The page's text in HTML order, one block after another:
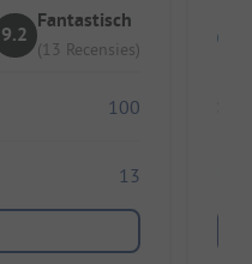
9.2
Fantastisch
(13 Recensies)
100
13